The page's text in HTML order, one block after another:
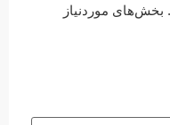
بخش‌های موردنیاز